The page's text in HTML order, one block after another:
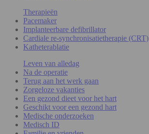
Therapieën
Pacemaker
Implanteerbare defibrillator
Cardiale re-synchronisatietherapie (CRT)
Katheterablatie
Leven van alledag
Na de operatie
Terug aan het werk gaan
Zorgeloze vakanties
Een gezond dieet voor het hart
Geschikt voor een gezond hart
Medische onderzoeken
Medisch ID